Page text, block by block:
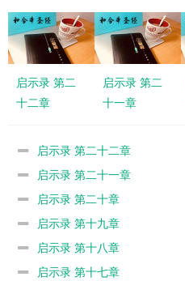
启示录 第二
十二章
启示录 第二
十一章
启示录 第二十二章
启示录 第二十一章
启示录 第二十章
启示录 第十九章
启示录 第十八章
启示录 第十七章